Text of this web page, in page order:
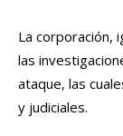
La corporación,
las
ataque, las
y judiciales.